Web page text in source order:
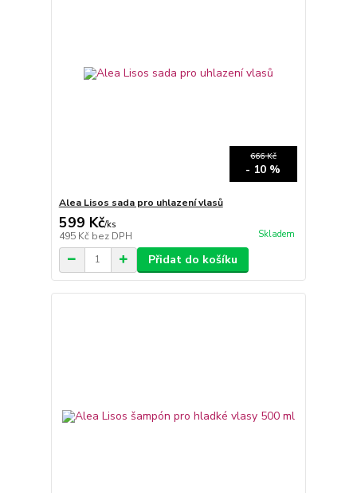
666 Kč
- 10 %
Alea Lisos sada pro uhlazení vlasů
599 Kč/ks
495 Kč bez DPH Skladem
Přidat do košíku